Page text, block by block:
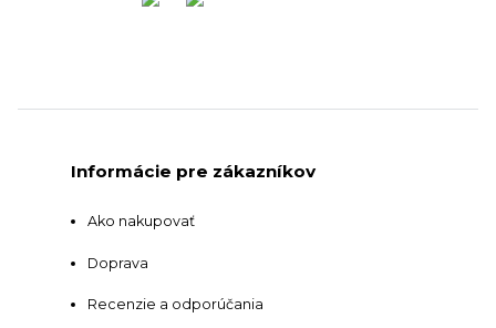
Informácie pre zákazníkov
Ako nakupovať
Doprava
Recenzie a odporúčania